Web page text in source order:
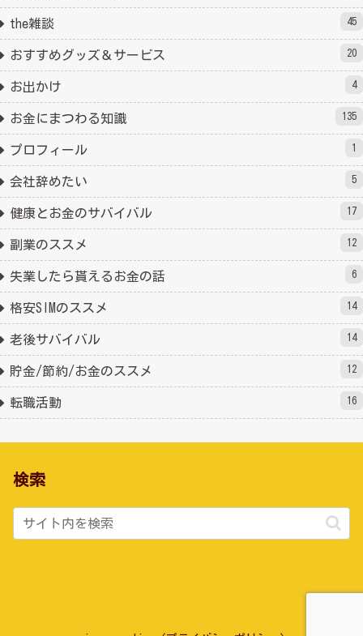
the雑談 45
おすすめグッズ＆サービス 20
お出かけ 4
お金にまつわる知識 135
プロフィール 1
会社辞めたい 5
健康とお金のサバイバル 17
副業のススメ 12
失業したら貰えるお金の話 6
格安SIMのススメ 14
老後サバイバル 14
貯金/節約/お金のススメ 12
転職活動 16
検索